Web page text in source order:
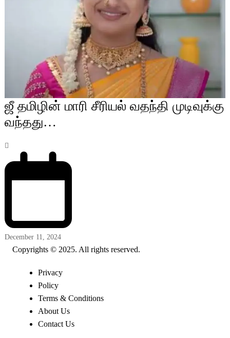
ஜீ தமிழின் மாரி சீரியல் வதந்தி முடிவுக்கு
வந்தது…
December 11, 2024
Copyrights © 2025. All rights reserved.
Privacy
Policy
Terms & Conditions
About Us
Contact Us